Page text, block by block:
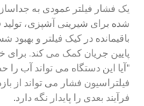
یک فشار فیلتر عمودی به
شده برای شیرینی آشپزی،
باقیمانده در کیک فیلتر و
پایین جریان کمک می کند. برای
"آیا این دستگاه می تواند آب
فیلتراسیون فشار می تواند از
فرآیند بعدی را پایدار نگه دارد.